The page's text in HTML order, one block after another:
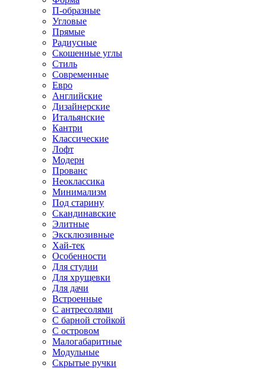
П-образные
Угловые
Прямые
Радиусные
Скошенные углы
Стиль
Современные
Евро
Английские
Дизайнерские
Итальянские
Кантри
Классические
Лофт
Модерн
Прованс
Неоклассика
Минимализм
Под старину
Скандинавские
Элитные
Эксклюзивные
Хай-тек
Особенности
Для студии
Для хрущевки
Для дачи
Встроенные
С антресолями
С барной стойкой
С островом
Малогабаритные
Модульные
Скрытые ручки